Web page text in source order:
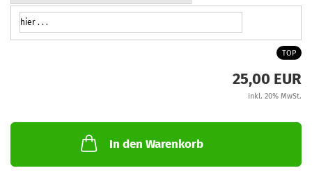
TOP
25,00 EUR
inkl. 20% MwSt.
In den Warenkorb